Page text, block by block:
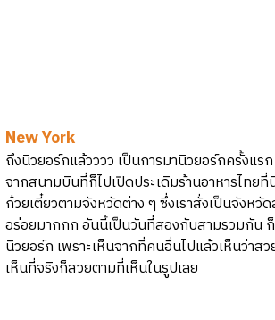
New York
ถึงนิวยอร์กแล้วววว เป็นการมานิวยอร์กครั้งแ
จากสนามบินที่ก็ไปเปิดประเดิมร้านอาหารไทย
ก๋วยเตี๋ยวตามจังหวัดต่าง ๆ ซึ่งเราสั่งเป็นจังหวั
อร่อยมากกก อันนี้เป็นวันที่สองกับสามรวมกัน
นิวยอร์ก เพราะเห็นจากที่คนอื่นไปแล้วเห็นว่าส
เห็นที่จริงก็สวยตามที่เห็นในรูปเลย